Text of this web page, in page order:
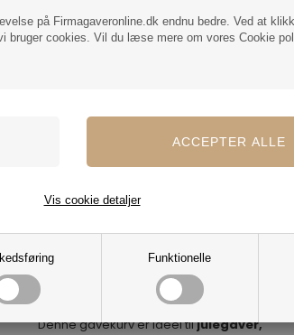
på Firmagaveronline.dk endnu bedre. Ved at
bruger cookies. Vil du læse mere om vores Cookie
Funktionelle
Vis cookie detaljer
Nougatstang med mandler, 100 g
blød og intens nougat med sprøde
danskproduceret delikatesse med
Alle lækkerierne er elegant pakket i en
papirsbånd, hvilket giver gaven et
udtryk med et miljøvenligt touch. Der
desuden et
gratis kortmed jeres
hilsen og firmalogo, så gaven fremstår
personlig og professionel.
Denne gavekurv er ideel tiljulegaver,